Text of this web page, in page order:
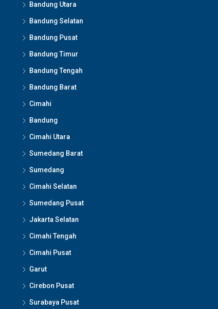
Bandung Utara
Bandung Selatan
Bandung Pusat
Bandung Timur
Bandung Tengah
Bandung Barat
Cimahi
Bandung
Cimahi Utara
Sumedang Barat
Sumedang
Cimahi Selatan
Sumedang Pusat
Jakarta Selatan
Cimahi Tengah
Cimahi Pusat
Garut
Cirebon Pusat
Surabaya Pusat